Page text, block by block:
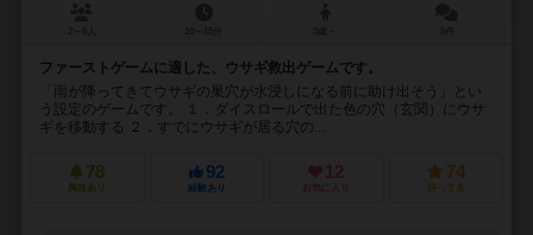
ファーストゲームに適した、ウサギ救出ゲームです。
「雨が降ってきてウサギの巣穴が水浸しになる前に助け出そう」とい
う設定のゲームです。 １．ダイスロールで出た色の穴（玄関）にウサ
ギを移動する ２．すでにウサギが居る穴の...
78
興味あり
92
経験あり
12
お気に入り
74
持ってる